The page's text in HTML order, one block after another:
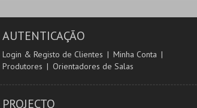
AUTENTICAÇÃO
Login & Registo de Clientes
Minha Conta
Produtores
Orientadores de Salas
PROJECTO